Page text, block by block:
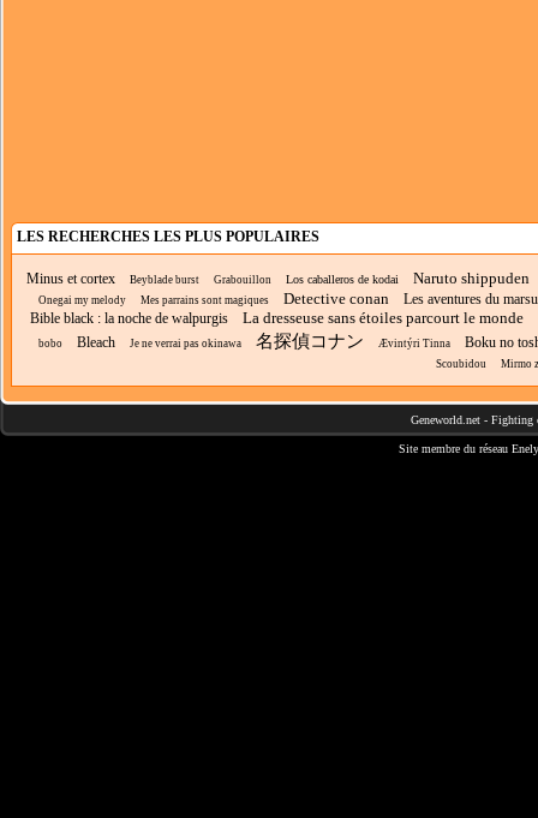
LES RECHERCHES LES PLUS POPULAIRES
Minus et cortex Beyblade burst Grabouillon Los caballeros de kodai Naruto shippuden
Onegai my melody Mes parrains sont magiques Detective conan
Les aventures du
Bible black : la noche de walpurgis
La dresseuse sans étoiles parcourt le monde
bobo
Bleach Je ne verrai pas okinawa 名探偵コナン Ævintýri Tinna Boku no
Scoubidou Mirmo
Geneworld.net - Fighting
Site membre du réseau